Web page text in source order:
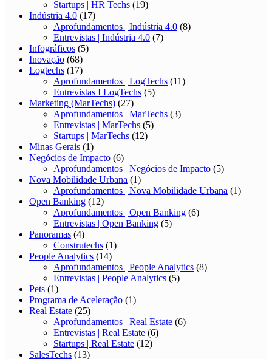
Startups | HR Techs (19)
Indústria 4.0 (17)
Aprofundamentos | Indústria 4.0 (8)
Entrevistas | Indústria 4.0 (7)
Infográficos (5)
Inovação (68)
Logtechs (17)
Aprofundamentos | LogTechs (11)
Entrevistas I LogTechs (5)
Marketing (MarTechs) (27)
Aprofundamentos | MarTechs (3)
Entrevistas | MarTechs (5)
Startups | MarTechs (12)
Minas Gerais (1)
Negócios de Impacto (6)
Aprofundamentos | Negócios de Impacto (5)
Nova Mobilidade Urbana (1)
Aprofundamentos | Nova Mobilidade Urbana (1)
Open Banking (12)
Aprofundamentos | Open Banking (6)
Entrevistas | Open Banking (5)
Panoramas (4)
Construtechs (1)
People Analytics (14)
Aprofundamentos | People Analytics (8)
Entrevistas | People Analytics (5)
Pets (1)
Programa de Aceleração (1)
Real Estate (25)
Aprofundamentos | Real Estate (6)
Entrevistas | Real Estate (6)
Startups | Real Estate (12)
SalesTechs (13)